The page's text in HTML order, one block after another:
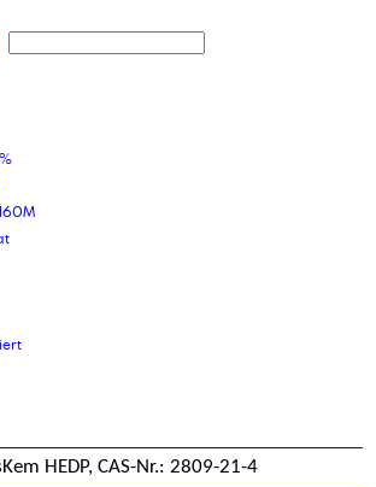
HEDP, CAS-Nr.: 2809-21-4